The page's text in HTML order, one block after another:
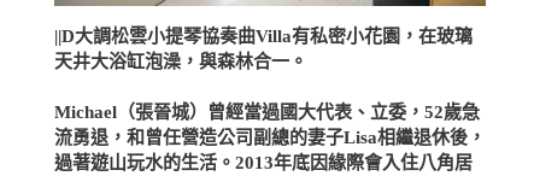
||D大調松雲小提琴協奏曲Villa有私密小花園，在玻璃
天井大浴缸泡澡，與森林合一。
Michael（張晉城）曾經當過國大代表、立委，52歲急
流勇退，和曾任營造公司副總的妻子Lisa相繼退休後，
過著遊山玩水的生活。2013年底因緣際會入住八角居